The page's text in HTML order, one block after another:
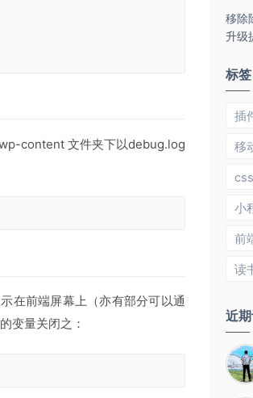
content 文件夹下以debug.log
在前端屏幕上（亦有部分可以通
变量关闭之：
移除
升级
标签
插
移
css
小
前
读
近